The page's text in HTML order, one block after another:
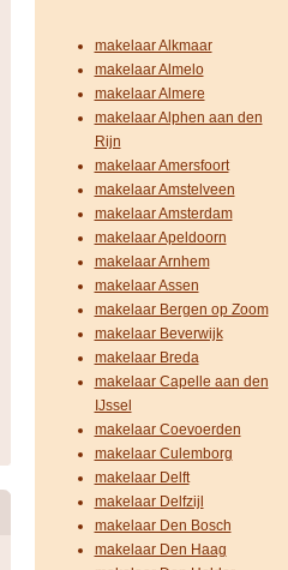
makelaar Alkmaar
makelaar Almelo
makelaar Almere
makelaar Alphen aan den
Rijn
makelaar Amersfoort
makelaar Amstelveen
makelaar Amsterdam
makelaar Apeldoorn
makelaar Arnhem
makelaar Assen
makelaar Bergen op Zoom
makelaar Beverwijk
makelaar Breda
makelaar Capelle aan den
IJssel
makelaar Coevoerden
makelaar Culemborg
makelaar Delft
makelaar Delfzijl
makelaar Den Bosch
makelaar Den Haag